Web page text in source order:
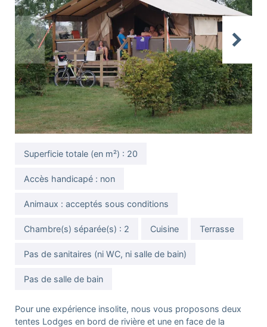
Previous Next
Superficie totale (en m²) : 20
Accès handicapé : non
Animaux : acceptés sous conditions
Chambre(s) séparée(s) : 2 Cuisine Terrasse
Pas de sanitaires (ni WC, ni salle de bain)
Pas de salle de bain
Pour une expérience insolite, nous vous proposons deux
tentes Lodges en bord de rivière et une en face de la